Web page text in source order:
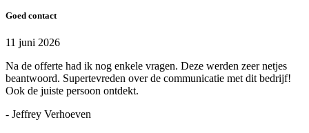
Goed contact
11 juni 2026
Na de offerte had ik nog enkele vragen. Deze werden zeer netjes
beantwoord. Supertevreden over de communicatie met dit bedrijf!
Ook de juiste persoon ontdekt.
- Jeffrey Verhoeven